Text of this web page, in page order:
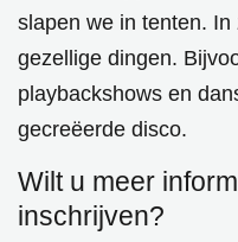
slapen we in tenten. In
gezellige dingen.
playbackshows en
gecreëerde disco.
Wilt u meer
inschrijven?